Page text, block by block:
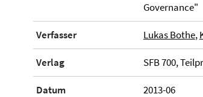
Governance"
Verfasser Lukas Bothe,
Verlag SFB 700,
Datum 2013-06